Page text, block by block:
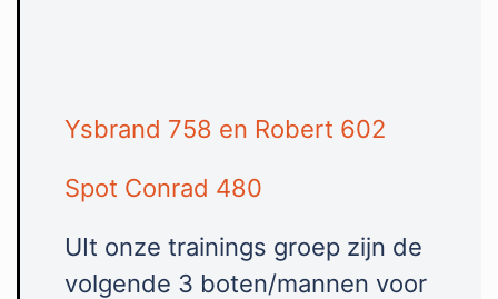
Ysbrand 758 en Robert 602
Spot Conrad 480
UIt onze trainings groep zijn de
volgende 3 boten/mannen voor